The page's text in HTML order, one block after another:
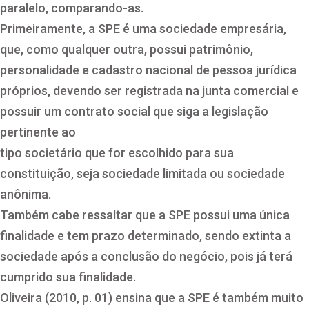
paralelo, comparando-as.
Primeiramente, a SPE é uma sociedade empresária,
que, como qualquer outra, possui patrimônio,
personalidade e cadastro nacional de pessoa jurídica
próprios, devendo ser registrada na junta comercial e
possuir um contrato social que siga a legislação
pertinente ao
tipo societário que for escolhido para sua
constituição, seja sociedade limitada ou sociedade
anônima.
Também cabe ressaltar que a SPE possui uma única
finalidade e tem prazo determinado, sendo extinta a
sociedade após a conclusão do negócio, pois já terá
cumprido sua finalidade.
Oliveira (2010, p. 01) ensina que a SPE é também muito